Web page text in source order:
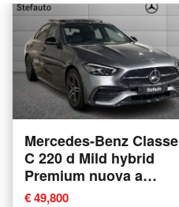
Mercedes-Benz Classe
C 220 d Mild hybrid
Premium nuova a
Bologna
€ 49,800